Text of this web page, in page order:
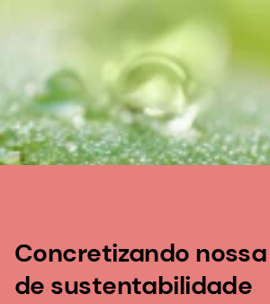
Concretizando
de sustentabilidade